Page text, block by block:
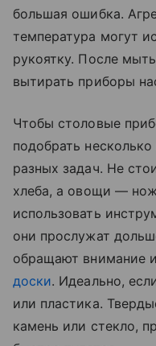
большая ошибка.
температура могут
рукоятку. После
вытирать приборы
Чтобы столовые
подобрать
разных задач. Не
хлеба, а овощи —
использовать
они прослужат
обращают внимание
доски. Идеально,
или пластика.
камень или стекло,